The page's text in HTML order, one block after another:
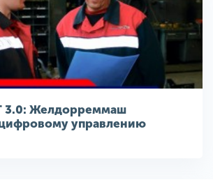
3.0: Желдорреммаш
управлению